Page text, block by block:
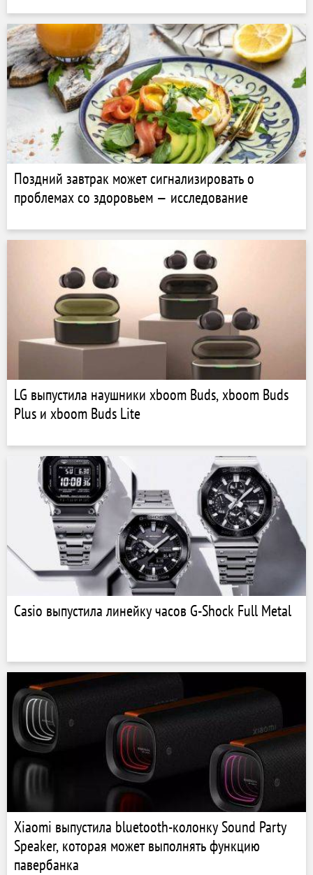
Поздний завтрак может сигнализировать о
проблемах со здоровьем — исследование
LG выпустила наушники xboom Buds, xboom Buds
Plus и xboom Buds Lite
Casio выпустила линейку часов G-Shock Full Metal
Xiaomi выпустила bluetooth-колонку Sound Party
Speaker, которая может выполнять функцию
павербанка